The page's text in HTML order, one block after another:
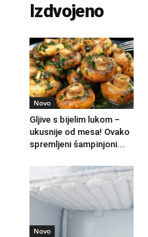
Izdvojeno
Novo
Gljive s bijelim lukom –
ukusnije od mesa! Ovako
spremljeni šampinjoni...
Novo